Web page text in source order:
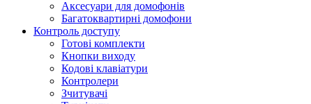
Аксесуари для домофонів
Багатоквартирні домофони
Контроль доступу
Готові комплекти
Кнопки виходу
Кодові клавіатури
Контролери
Зчитувачі